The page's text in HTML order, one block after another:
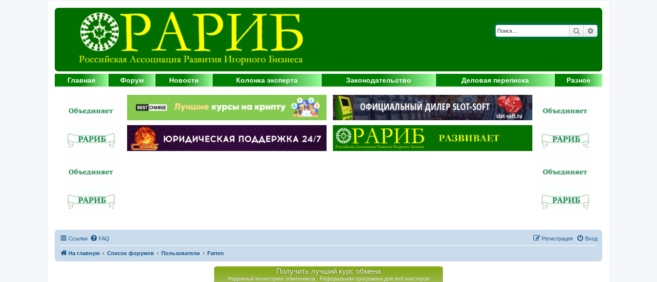
Поиск
Главная Форум Новости Колонка эксперта Законодательство Деловая переписка Разное
Ссылки FAQ Вход
Регистрация
На главную Список форумов Пользователи Farten
Получить лучший курс обмена
Надежный мониторинг обменников Реферальная программа для веб-мастеров